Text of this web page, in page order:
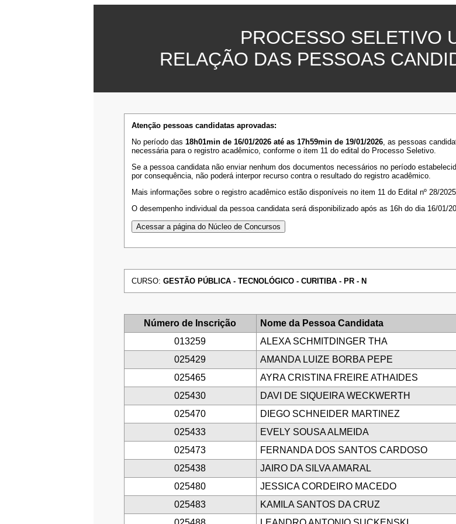
PROCESSO SELETIVO
RELAÇÃO DAS PESSOAS
Atenção pessoas candidatas aprovadas:
No período das 18h01min de 16/01/2026 até as 17h59min de 19/01/2026, as pessoas
necessária para o registro acadêmico, conforme o item 11 do edital do Processo Seletivo.
Se a pessoa candidata não enviar nenhum dos documentos necessários no período
por consequência, não poderá interpor recurso contra o resultado do registro acadêmico.
Mais informações sobre o registro acadêmico estão disponíveis no item 11 do Edital nº 28/
O desempenho individual da pessoa candidata será disponibilizado após as 16h do dia 16/01/
CURSO: GESTÃO PÚBLICA - TECNOLÓGICO - CURITIBA - PR - N
Número de Inscrição Nome da Pessoa Candidata
013259
ALEXA SCHMITDINGER THA
025429
AMANDA LUIZE BORBA PEPE
025465
AYRA CRISTINA FREIRE ATHAIDES
025430
DAVI DE SIQUEIRA WECKWERTH
025470
DIEGO SCHNEIDER MARTINEZ
025433
EVELY SOUSA ALMEIDA
025473
FERNANDA DOS SANTOS CARDOSO
025438
JAIRO DA SILVA AMARAL
025480
JESSICA CORDEIRO MACEDO
025483
KAMILA SANTOS DA CRUZ